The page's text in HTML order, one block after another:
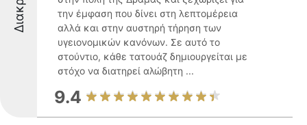
την έμφαση που δίνει στη λεπτομέρεια
αλλά και στην αυστηρή τήρηση των
υγειονομικών κανόνων. Σε αυτό το
στούντιο, κάθε τατουάζ δημιουργείται με
στόχο να διατηρεί αλώβητη ...
9.4